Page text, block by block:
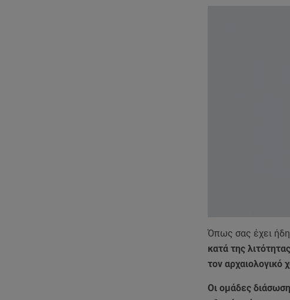
Όπως σας έχει
κατά της
τον
Οι ομάδες